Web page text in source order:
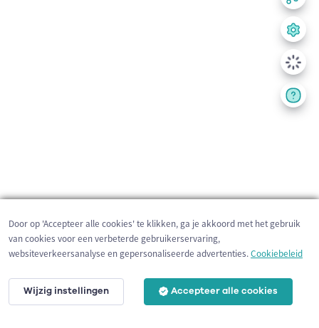
200 m
Door op 'Accepteer alle cookies' te klikken, ga je akkoord met het gebruik
van cookies voor een verbeterde gebruikerservaring,
websiteverkeersanalyse en gepersonaliseerde advertenties.Cookiebeleid
Wijzig instellingen Accepteer alle cookies